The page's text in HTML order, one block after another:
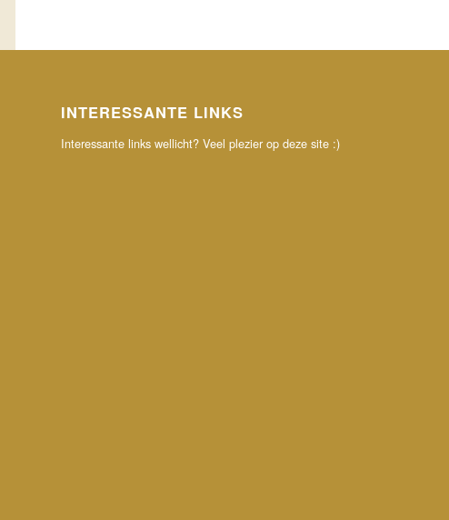
INTERESSANTE LINKS
Interessante links wellicht? Veel plezier op deze site :)